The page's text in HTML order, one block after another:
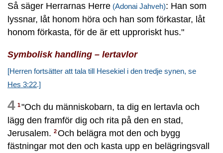
Så säger Herrarnas Herre (Adonai Jahveh): Han som
lyssnar, låt honom höra och han som förkastar, låt
honom förkasta, för de är ett upproriskt hus."
Symbolisk handling – lertavlor
[Herren fortsätter att tala till Hesekiel i den tredje synen, se
Hes 3:22.]
4 1"Och du människobarn, ta dig en lertavla och
lägg den framför dig och rita på den en stad,
Jerusalem. 2Och belägra mot den och bygg
fästningar mot den och kasta upp en belägringsvall